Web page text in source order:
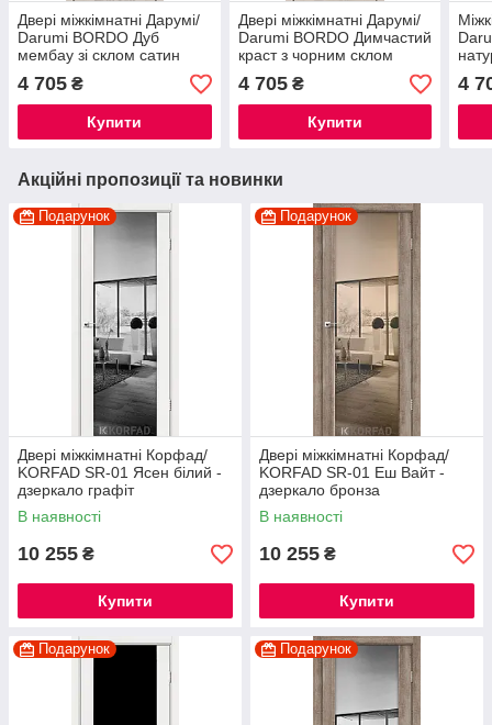
Двері міжкімнатні Дарумі/
Darumi BORDO Дуб
мембау зі склом сатин
4 705 ₴
Купити
Двері міжкімнатні Дарумі/
Darumi BORDO Димчастий
краст з чорним склом
4 705₴
Купити
4
Акційні пропозиції та новинки
Подарунок
Двері міжкімнатні Корфад/
KORFAD SR-01 Ясен білий -
дзеркало графіт
В наявності
10 255 ₴
Купити
Подарунок
Двері міжкімнатні Корфад/
KORFAD SR-01 Еш Вайт -
дзеркало бронза
В наявності
10 255 ₴
Купити
Подарунок Подарунок